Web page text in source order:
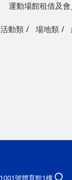
運動場館租借及
活動類 場地類
號體育館1樓